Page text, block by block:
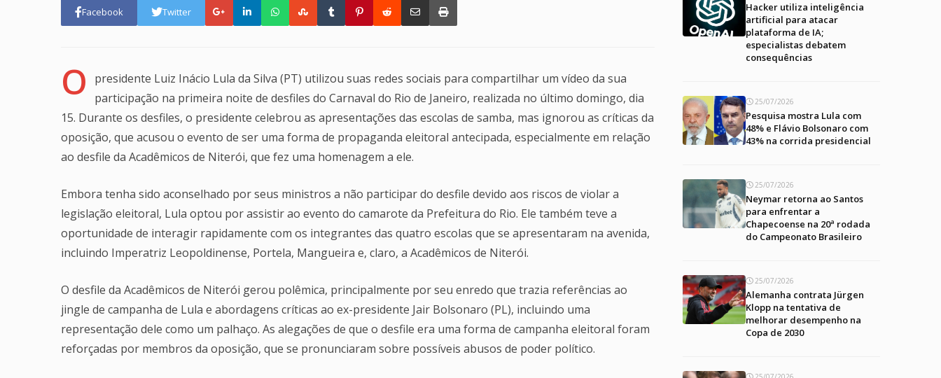
Facebook Twitter
O
presidente Luiz Inácio Lula da Silva (PT) utilizou suas redes sociais para compartilhar um vídeo da sua
participação na primeira noite de desfiles do Carnaval do Rio de Janeiro, realizada no último domingo, dia
15. Durante os desfiles, o presidente celebrou as apresentações das escolas de samba, mas ignorou as críticas da
oposição, que acusou o evento de ser uma forma de propaganda eleitoral antecipada, especialmente em relação
ao desfile da Acadêmicos de Niterói, que fez uma homenagem a ele.
Embora tenha sido aconselhado por seus ministros a não participar do desfile devido aos riscos de violar a
legislação eleitoral, Lula optou por assistir ao evento do camarote da Prefeitura do Rio. Ele também teve a
oportunidade de interagir rapidamente com os integrantes das quatro escolas que se apresentaram na avenida,
incluindo Imperatriz Leopoldinense, Portela, Mangueira e, claro, a Acadêmicos de Niterói.
O desfile da Acadêmicos de Niterói gerou polêmica, principalmente por seu enredo que trazia referências ao
jingle de campanha de Lula e abordagens críticas ao ex-presidente Jair Bolsonaro (PL), incluindo uma
representação dele como um palhaço. As alegações de que o desfile era uma forma de campanha eleitoral foram
reforçadas por membros da oposição, que se pronunciaram sobre possíveis abusos de poder político.
Hacker utiliza inteligência
artificial para atacar
plataforma de IA;
especialistas debatem
consequências
25/07/2026
Pesquisa mostra Lula com
48% e Flávio Bolsonaro com
43% na corrida presidencial
25/07/2026
Neymar retorna ao Santos
para enfrentar a
Chapecoense na 20ª rodada
do Campeonato Brasileiro
25/07/2026
Alemanha contrata Jürgen
Klopp na tentativa de
melhorar desempenho na
Copa de 2030